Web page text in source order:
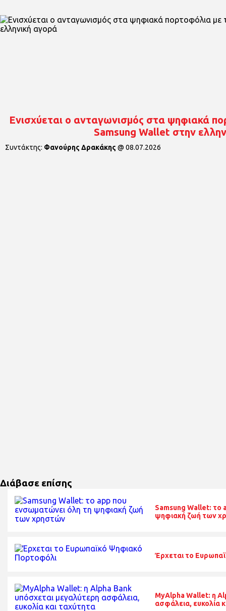
Ενισχύεται ο ανταγωνισμός στα ψηφιακά
Samsung Wallet στην
Συντάκτης: Φανούρης Δρακάκης @ 08.07.2026
Διάβασε επίσης
Samsung Wallet: το
ψηφιακή ζωή των
Έρχεται το
MyAlpha Wallet: η
ασφάλεια, ευκολία